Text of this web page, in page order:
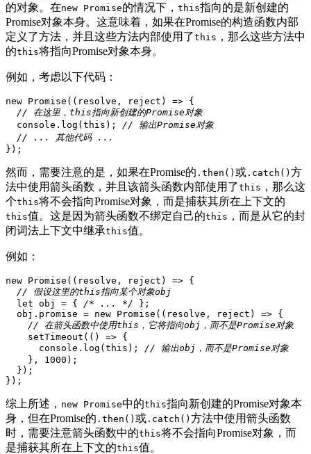
的对象。‌在new Promise的情况下，‌ this指向的是新创建的
Promise对象本身。‌这意味着，‌如果在Promise的构造函数内部
定义了方法，‌并且这些方法内部使用了this ，‌那么这些方法中
的this将指向Promise对象本身。‌
例如，‌考虑以下代码：‌
new Promise((resolve, reject) => {
// 在这里，‌this指向新创建的Promise对象
  console.log(this);
// 输出Promise对象
// ... 其他代码 ...
});
然而，‌需要注意的是，‌如果在Promise的 .then() 或 .catch() 方
法中使用箭头函数，‌并且该箭头函数内部使用了this ，‌那么这
个this将不会指向Promise对象，‌而是捕获其所在上下文的
this值。‌这是因为箭头函数不绑定自己的this ，‌而是从它的封
闭词法上下文中继承this值。‌
例如：‌
new Promise((resolve, reject) => {
// 假设这里的this指向某个对象obj
  let obj = {
/* ... */ };
  obj.promise = new Promise((resolve, reject) => {
// 在箭头函数中使用this，‌它将指向obj，‌而不是Promise对象
    setTimeout(() => {
      console.log(this);
// 输出obj，‌而不是Promise对象
    }, 1000);
  });
});
综上所述，‌ new Promise中的this指向新创建的Promise对象本
身，‌但在Promise的 .then() 或 .catch() 方法中使用箭头函数
时，‌需要注意箭头函数中的this将不会指向Promise对象，‌而
是捕获其所在上下文的this值。